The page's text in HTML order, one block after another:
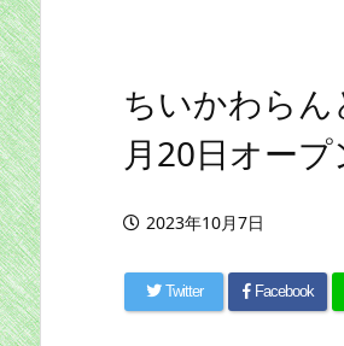
ちいかわら
月20日オープ
2023年10月7日
Twitter Facebook